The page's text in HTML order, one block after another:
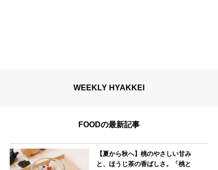
WEEKLY HYAKKEI
FOODの最新記事
【夏から秋へ】桃のやさしい甘み
と、ほうじ茶の香ばしさ。「桃と